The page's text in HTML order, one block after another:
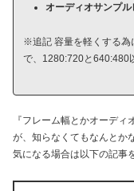
オーディオサンプル
※追記 容量を軽くする為
で、1280:720と640:480
『フレーム幅とかオーデ
が、知らなくてもなんとか
気になる場合は以下の記事